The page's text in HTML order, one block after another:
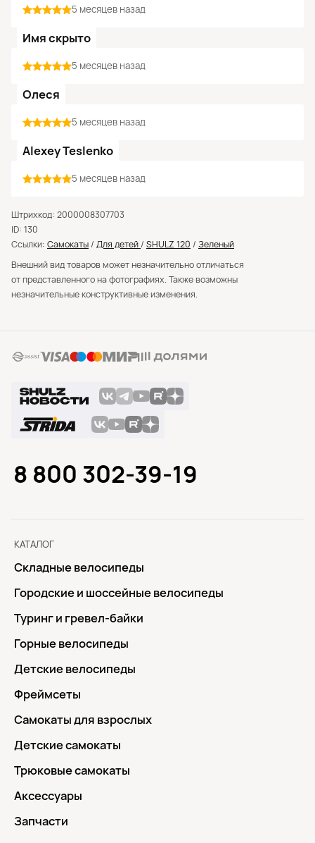
5 месяцев назад
Имя скрыто
5 месяцев назад
Олеся
5 месяцев назад
Alexey Teslenko
5 месяцев назад
Штрихкод: 2000008307703
ID: 130
Ссылки: Самокаты / Для детей / SHULZ 120 / Зеленый
Внешний вид товаров может незначительно отличаться
от представленного на фотографиях. Также возможны
незначительные конструктивные изменения.
КАТАЛОГ
Складные велосипеды
Городские и шоссейные велосипеды
Туринг и гревел-байки
Горные велосипеды
Детские велосипеды
Фреймсеты
Самокаты для взрослых
Детские самокаты
Трюковые самокаты
Аксессуары
Запчасти
8 800 302-39-19